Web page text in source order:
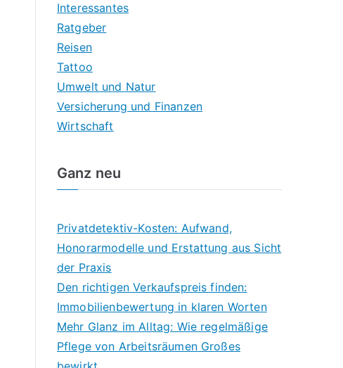
Interessantes
Ratgeber
Reisen
Tattoo
Umwelt und Natur
Versicherung und Finanzen
Wirtschaft
Ganz neu
Privatdetektiv-Kosten: Aufwand,
Honorarmodelle und Erstattung aus Sicht
der Praxis
Den richtigen Verkaufspreis finden:
Immobilienbewertung in klaren Worten
Mehr Glanz im Alltag: Wie regelmäßige
Pflege von Arbeitsräumen Großes